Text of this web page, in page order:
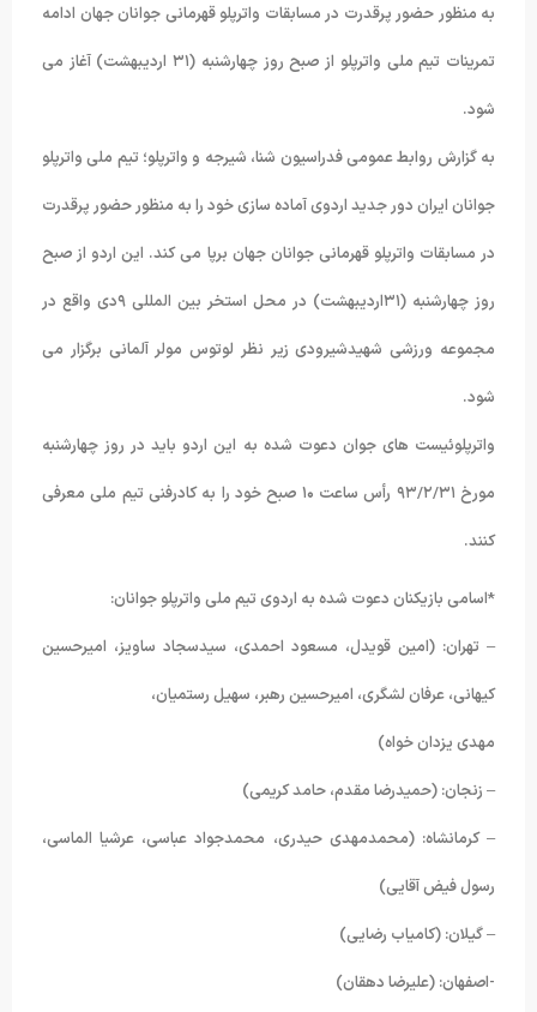
به منظور حضور پرقدرت در مسابقات واترپلو قهرمانی جوانان جهان ادامه
تمرینات تیم ملی واترپلو از صبح روز چهارشنبه (۳۱ اردیبهشت) آغاز می
شود.
به گزارش روابط عمومی فدراسیون شنا، شیرجه و واترپلو؛ تیم ملی واترپلو
جوانان ایران دور جدید اردوی آماده سازی خود را به منظور حضور پرقدرت
در مسابقات واترپلو قهرمانی جوانان جهان برپا می کند. این اردو از صبح
روز چهارشنبه (۳۱اردیبهشت) در محل استخر بین المللی ۹دی واقع در
مجموعه ورزشی شهیدشیرودی زیر نظر لوتوس مولر آلمانی برگزار می
شود.
واترپلوئیست های جوان دعوت شده به این اردو باید در روز چهارشنبه
مورخ ۹۳/۲/۳۱ رأس ساعت ۱۰ صبح خود را به کادرفنی تیم ملی معرفی
کنند.
*اسامی بازیکنان دعوت شده به اردوی تیم ملی واترپلو جوانان:
– تهران: (امین قویدل، مسعود احمدی، سیدسجاد ساویز، امیرحسین
کیهانی، عرفان لشگری، امیرحسین رهبر، سهیل رستمیان،
مهدی یزدان خواه)
– زنجان: (حمیدرضا مقدم، حامد کریمی)
– کرمانشاه: (محمدمهدی حیدری، محمدجواد عباسی، عرشیا الماسی،
رسول فیض آقایی)
– گیلان: (کامیاب رضایی)
-اصفهان: (علیرضا دهقان)